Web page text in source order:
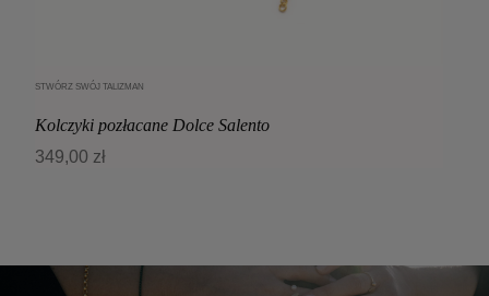
STWÓRZ SWÓJ TALIZMAN
Kolczyki pozłacane Dolce Salento
349,00 zł